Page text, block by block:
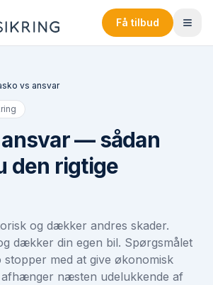
Få tilbud
vs ansvar
— sådan
den rigtige
og dækker andres skader.
dækker din egen bil. Spørgsmålet
med at give økonomisk
næsten udelukkende af